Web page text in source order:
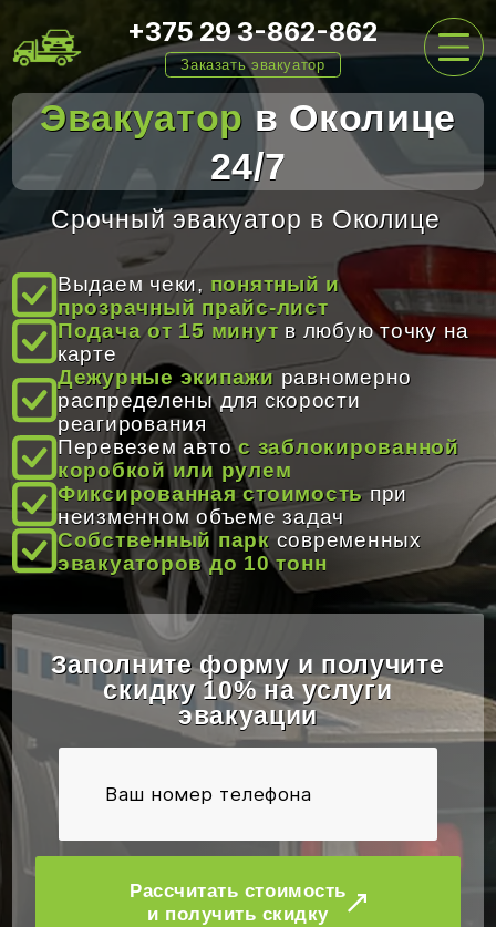
+375 29 3-862-862
Заказать эвакуатор
ЦЕНЫ
О НАС
ОТЗЫВЫ
Эвакуатор в Околице
24/7
Срочный эвакуатор в Околице
Выдаем чеки, понятный и
прозрачный прайс-лист
Подача от 15 минут в любую точку на
карте
Дежурные экипажиравномерно
распределены для скорости
реагирования
Перевезем автос заблокированной
коробкой или рулем
Фиксированная стоимостьпри
неизменном объеме задач
Собственный парк современных
эвакуаторов до 10 тонн
Заполните форму и получите
скидку 10% на услуги
эвакуации
Рассчитать стоимость
и получить скидку